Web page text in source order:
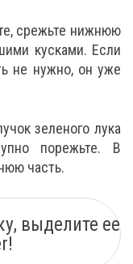
срежьте нижнюю
кусками. Если
не нужно, он уже
зеленого лука
порежьте. В
часть.
выделите ее